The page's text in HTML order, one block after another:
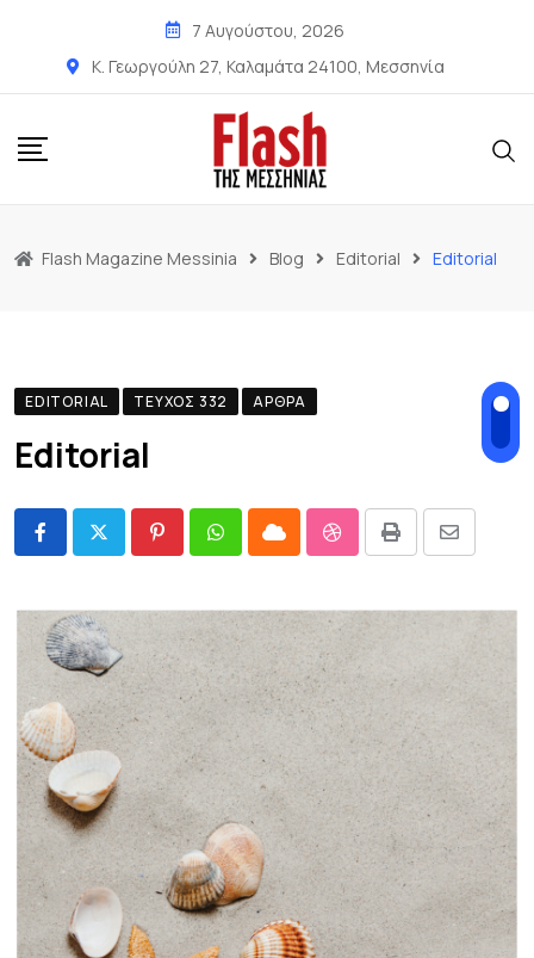
7 Αυγούστου, 2026
Κ. Γεωργούλη 27, Καλαμάτα 24100, Μεσσηνία
Flash Magazine Messinia Blog Editorial Editorial
EDITORIAL ΤΕΎΧΟΣ 332 ΆΡΘΡΑ
Editorial